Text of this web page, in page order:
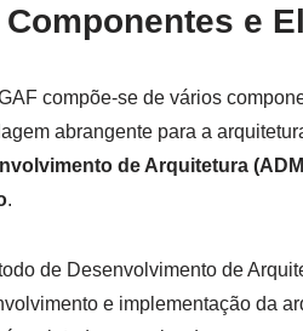
Componentes e
compõe-se de vários
abrangente para a
de Arquitetura
.
de Desenvolvimento de
e implementação da